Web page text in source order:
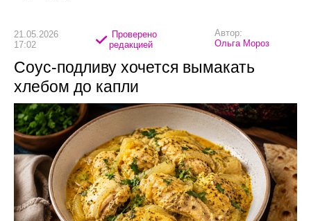
21.05.2026
17:02
Проверено
редакцией
Автор:
Ольга Мороз
Соус-подливу хочется вымакать
хлебом до капли